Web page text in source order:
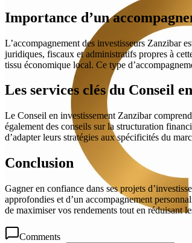
Importance d’un
L’accompagnement des investisseurs Zanzibar
juridiques, fiscaux et administratifs propres à
tissu économique local. Ce type
Les services clés du Conseil
Le Conseil en investissement Zanzibar
également des conseils sur la structuration
d’adapter leurs stratégies aux spécificités du
Conclusion
Gagner en confiance dans ses projets
approfondies et d’un accompagnement
de maximiser vos rendements tout en réduisant
Comments